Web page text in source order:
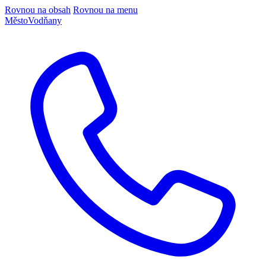
Rovnou na obsah Rovnou na menu
MěstoVodňany